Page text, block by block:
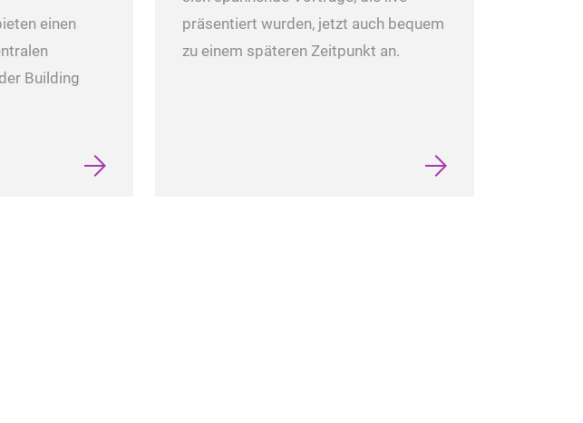
einen
Building
präsentiert wurden, jetzt auch bequem
zu einem späteren Zeitpunkt an.